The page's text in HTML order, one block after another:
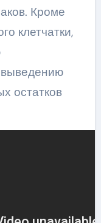
Кроме
клетчатки,
выведению
остатков